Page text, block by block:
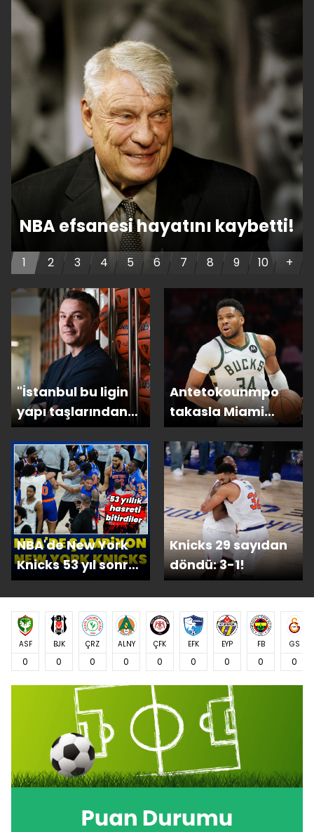
NBA efsanesi hayatını kaybetti!
1 2 3 4 5 6 7 8 9 10 +
"İstanbul bu ligin
yapı taşlarından
biri olacak"
Antetokounmpo
takasla Miami
Heat'te!
NBA'de New York
Knicks 53 yıl sonra
şampiyon!
Knicks 29 sayıdan
döndü: 3-1!
ASF
0
BJK
0
ÇRZ
0
ALNY
0
ÇFK
0
EFK
0
EYP
0
FB
0
GS
0